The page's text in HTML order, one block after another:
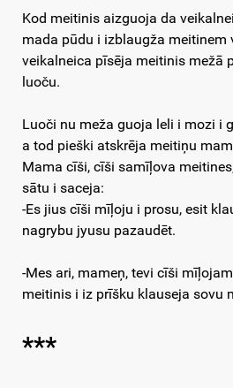
Kod meitinis aizguoja da
mada pūdu i izblaugža meitinem
veikalneica pīsēja meitinis mežā
luoču.
Luoči nu meža guoja leli i mozi i
a tod pieški atskrēja meitiņu
Mama cīši, cīši samīļova
sātu i saceja:
-Es jius cīši mīļoju i prosu, esit
nagrybu jyusu pazaudēt.
-Mes ari, mameņ, tevi cīši
meitinis i iz prīšku klauseja sovu
***